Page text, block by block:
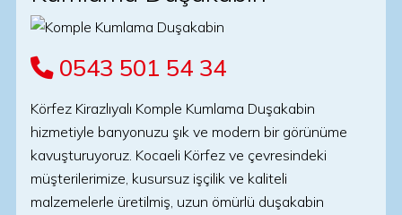
0543 501 54 34
Körfez Kirazlıyalı Komple Kumlama Duşakabin
hizmetiyle banyonuzu şık ve modern bir görünüme
kavuşturuyoruz. Kocaeli Körfez ve çevresindeki
müşterilerimize, kusursuz işçilik ve kaliteli
malzemelerle üretilmiş, uzun ömürlü duşakabin